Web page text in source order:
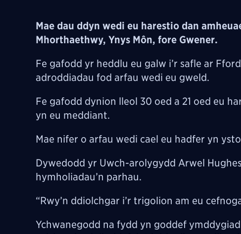
Mae dau ddyn wedi eu harestio dan
Mhorthaethwy, Ynys Môn, fore Gwener.
Fe gafodd yr heddlu eu galw i’r safle ar
adroddiadau fod arfau wedi eu gweld.
Fe gafodd dynion lleol 30 oed a 21 oed eu
yn eu meddiant.
Mae nifer o arfau wedi cael eu hadfer yn
Dywedodd yr Uwch-arolygydd Arwel
hymholiadau’n parhau.
“Rwy’n ddiolchgar i’r trigolion am eu
Ychwanegodd na fydd yn goddef